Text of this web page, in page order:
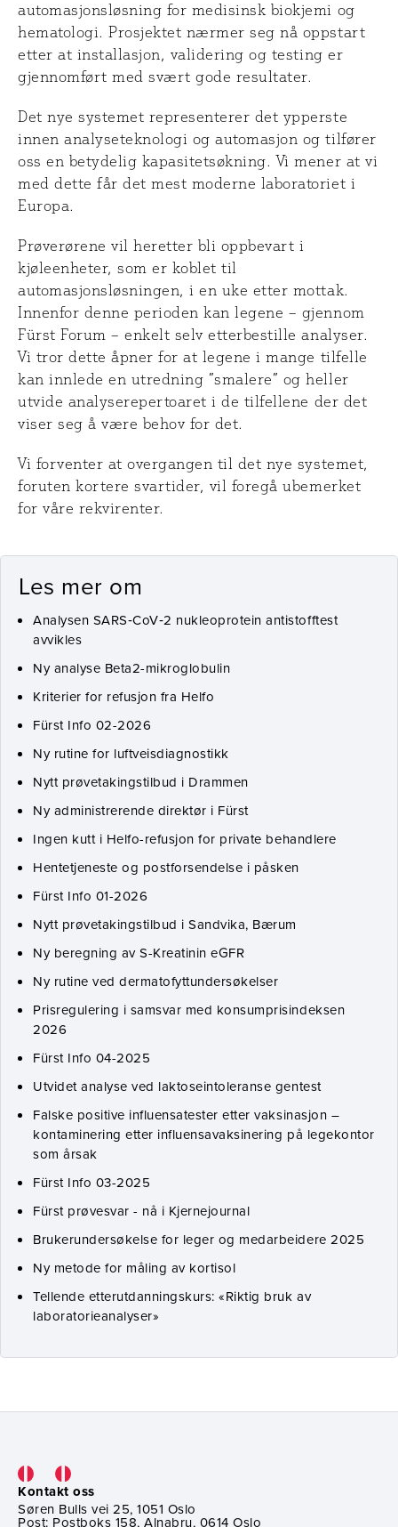
automasjonsløsning for medisinsk biokjemi og
hematologi. Prosjektet nærmer seg nå oppstart
etter at installasjon, validering og testing er
gjennomført med svært gode resultater.
Det nye systemet representerer det ypperste
innen analyseteknologi og automasjon og tilfører
oss en betydelig kapasitetsøkning. Vi mener at vi
med dette får det mest moderne laboratoriet i
Europa.
Prøverørene vil heretter bli oppbevart i
kjøleenheter, som er koblet til
automasjonsløsningen, i en uke etter mottak.
Innenfor denne perioden kan legene – gjennom
Fürst Forum – enkelt selv etterbestille analyser.
Vi tror dette åpner for at legene i mange tilfelle
kan innlede en utredning ”smalere” og heller
utvide analyserepertoaret i de tilfellene der det
viser seg å være behov for det.
Vi forventer at overgangen til det nye systemet,
foruten kortere svartider, vil foregå ubemerket
for våre rekvirenter.
Les mer om
Analysen SARS‑CoV‑2 nukleoprotein antistofftest
avvikles
Ny analyse Beta2-mikroglobulin
Kriterier for refusjon fra Helfo
Fürst Info 02-2026
Ny rutine for luftveisdiagnostikk
Nytt prøvetakingstilbud i Drammen
Ny administrerende direktør i Fürst
Ingen kutt i Helfo-refusjon for private behandlere
Hentetjeneste og postforsendelse i påsken
Fürst Info 01-2026
Nytt prøvetakingstilbud i Sandvika, Bærum
Ny beregning av S-Kreatinin eGFR
Ny rutine ved dermatofyttundersøkelser
Prisregulering i samsvar med konsumprisindeksen
2026
Fürst Info 04-2025
Utvidet analyse ved laktoseintoleranse gentest
Falske positive influensatester etter vaksinasjon –
kontaminering etter influensavaksinering på legekontor
som årsak
Fürst Info 03-2025
Fürst prøvesvar - nå i Kjernejournal
Brukerundersøkelse for leger og medarbeidere 2025
Ny metode for måling av kortisol
Tellende etterutdanningskurs: «Riktig bruk av
laboratorieanalyser»
Kontakt oss
Søren Bulls vei 25, 1051 Oslo
Post: Postboks 158, Alnabru, 0614 Oslo